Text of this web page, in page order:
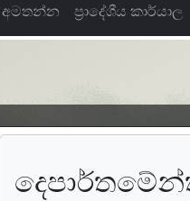
අමතන්න ප්‍රාදේශීය කාර්යාල